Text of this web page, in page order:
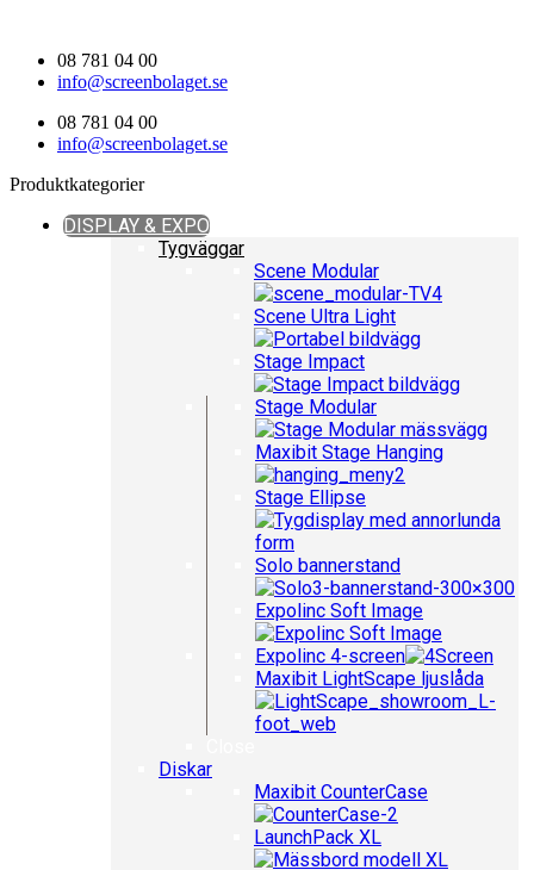
innehåll08 781 04 00
info@screenbolaget.se
08 781 04 00
info@screenbolaget.se
Produktkategorier
DISPLAY & EXPO
Tygväggar
Scene Modular
Scene Ultra Light
Stage Impact
Stage Modular
Maxibit Stage Hanging
Stage Ellipse
Solo bannerstand
Expolinc Soft Image
Expolinc 4-screen
Maxibit LightScape ljuslåda
Diskar
Maxibit CounterCase
LaunchPack XL